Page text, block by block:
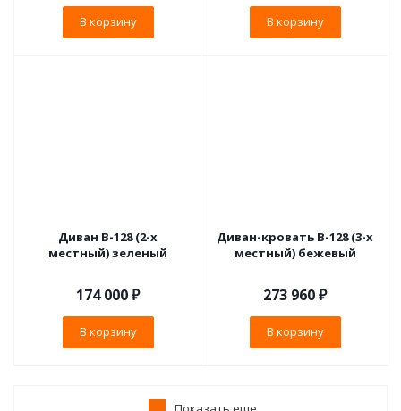
В корзину В корзину
Диван В-128 (2-х
местный) зеленый
174 000₽
В корзину
Диван-кровать B-128 (3-х
местный) бежевый
273 960₽
В корзину